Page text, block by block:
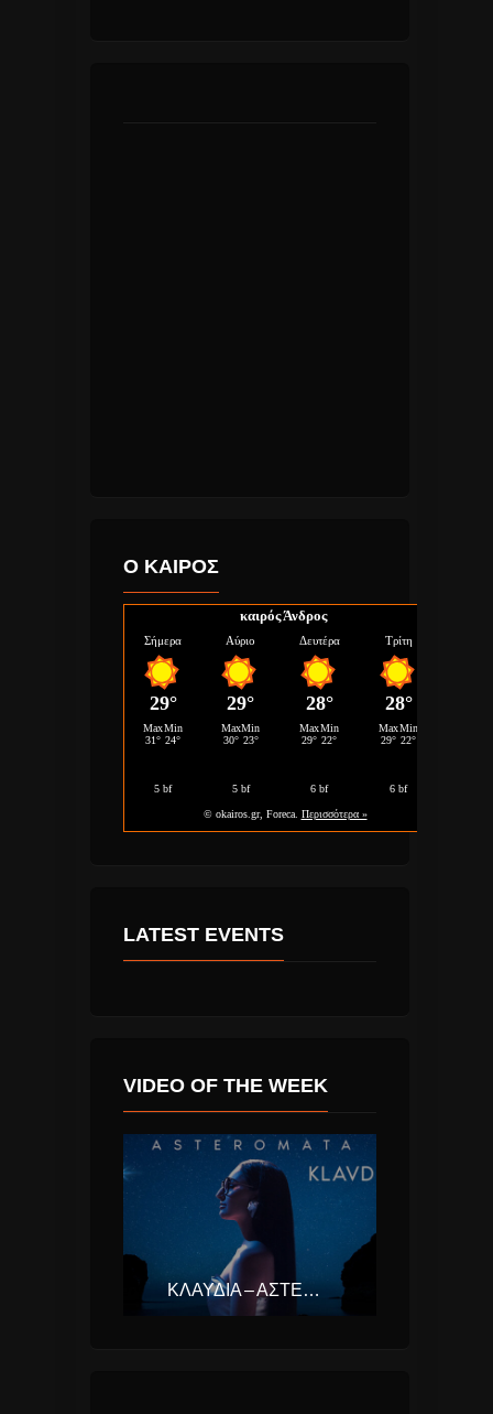
Ο ΚΑΙΡΟΣ
καιρός Άνδρος
LATEST EVENTS
VIDEO OF THE WEEK
ΚΛΑΥΔΊΑ – ΑΣΤΕΡΟΜΆΤΑ (EUROVISION ΕΛΛΆΔΑ 2025)